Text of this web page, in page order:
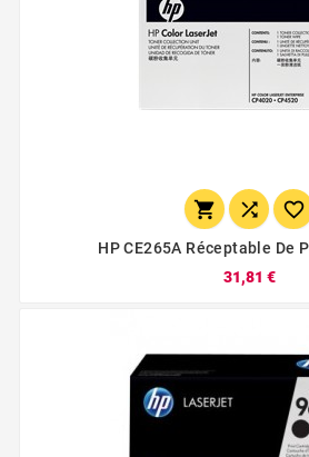
  
HP CE265A Réceptable De
31,81 €